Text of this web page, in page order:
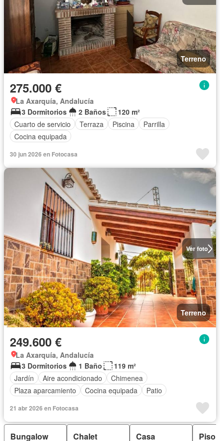
Terreno
275.000 €
La Axarquía, Andalucía
3 Dormitorios
2 Baños
120 m²
Cuarto de servicio
Terraza Piscina
Parrilla
Cocina equipada
30 jun 2026 en Fotocasa
Ver foto
Terreno
249.600 €
La Axarquía, Andalucía
3 Dormitorios
1 Baño
119 m²
Jardín
Aire acondicionado
Chimenea
Plaza aparcamiento
Cocina equipada Patio
21 abr 2026 en Fotocasa
Bungalow Chalet Casa Piso